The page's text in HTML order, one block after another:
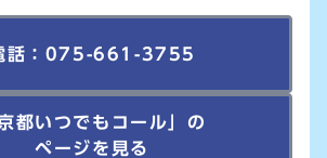
話：075-661-3755
京都いつでもコール」の
ページを見る